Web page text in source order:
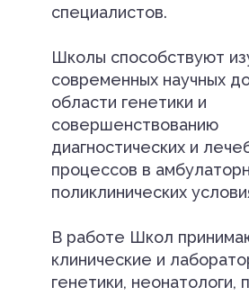
специалистов.
Школы способствуют
современных научных
области генетики и
совершенствованию
диагностических и
процессов в
поликлинических
В работе Школ
клинические и
генетики, неонатологи,